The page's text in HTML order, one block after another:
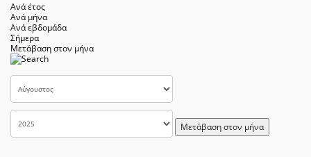
Ανά έτος
Ανά μήνα
Ανά εβδομάδα
Σήμερα
Μετάβαση στον μήνα
Μετάβαση στον μήνα